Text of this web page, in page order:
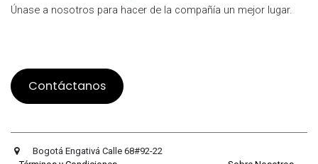
Únase a nosotros para hacer de la compañía un mejor lugar.
Contáctanos
Bogotá Engativá Calle 68#92-22